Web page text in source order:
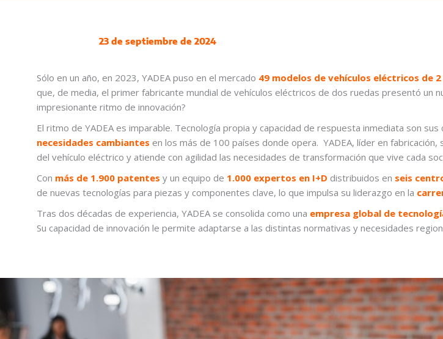
23 de septiembre de 2024
Sólo en un año, en 2023, YADEA puso en el mercado 49 modelos de vehículos eléctricos de
que, de media, el primer fabricante mundial de vehículos eléctricos de dos ruedas presentó un
impresionante ritmo de innovación?
El ritmo de YADEA es imparable. Tecnología propia y capacidad de respuesta inmediata son
necesidades cambiantes en los más de 100 países donde opera. YADEA, líder en
del vehículo eléctrico y atiende con agilidad las necesidades de transformación que vive cada
Con más de 1.900 patentes y un equipo de 1.000 expertos en I+D distribuidos en seis
de nuevas tecnologías para piezas y componentes clave, lo que impulsa su liderazgo en la
Tras dos décadas de experiencia, YADEA se consolida como una empresa global de
Su capacidad de innovación le permite adaptarse a las distintas normativas y necesidades